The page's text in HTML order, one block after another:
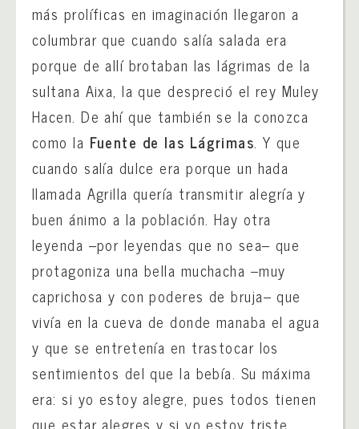
más prolíficas en imaginación llegaron a
columbrar que cuando salía salada era
porque de allí brotaban las lágrimas de la
sultana Aixa, la que despreció el rey Muley
Hacen. De ahí que también se la conozca
como la Fuente de las Lágrimas. Y que
cuando salía dulce era porque un hada
llamada Agrilla quería transmitir alegría y
buen ánimo a la población. Hay otra
leyenda –por leyendas que no sea– que
protagoniza una bella muchacha –muy
caprichosa y con poderes de bruja– que
vivía en la cueva de donde manaba el agua
y que se entretenía en trastocar los
sentimientos del que la bebía. Su máxima
era: si yo estoy alegre, pues todos tienen
que estar alegres y si yo estoy triste,